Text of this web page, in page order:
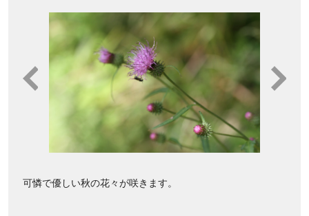
可憐で優しい秋の花々が咲きます。